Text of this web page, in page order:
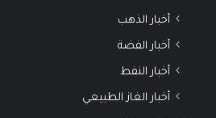
أخبار الذهب
أخبار الفضة
أخبار النفط
أخبار الغاز الطبيعي